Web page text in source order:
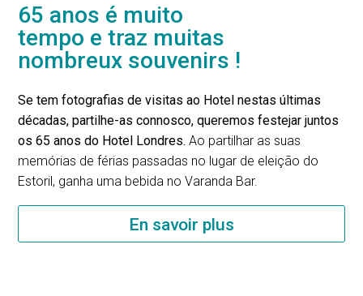
65 anos é muito
tempo e traz muitas
nombreux souvenirs !
Se tem fotografias de visitas ao Hotel nestas últimas
décadas, partilhe-as connosco, queremos festejar juntos
os 65 anos do Hotel Londres. Ao partilhar as suas
memórias de férias passadas no lugar de eleição do
Estoril, ganha uma bebida no Varanda Bar.
En savoir plus